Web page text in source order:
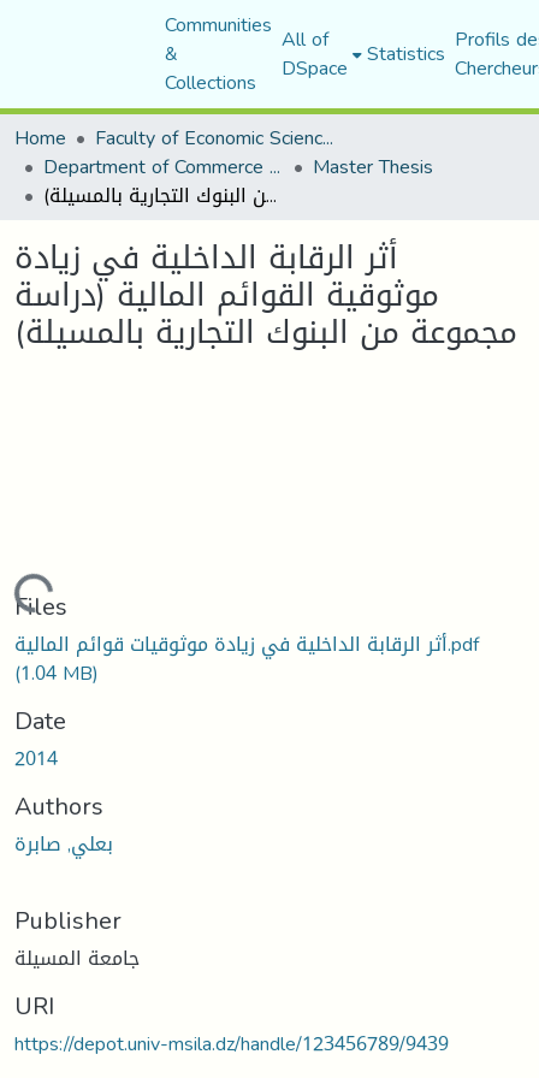
Communities
&
Collections
All of
DSpace Statistics Profils
Home
Faculty of Economic Sciences, Commerce and Management Sciences
Department of Commerce Science Master Thesis
أثر الرقابة الداخلية في زيادة موثوقية القوائم المالية (دراسة مجموعة من البنوك التجارية بالمسيلة)
أثر الرقابة الداخلية في زيادة
موثوقية القوائم المالية (دراسة
مجموعة من البنوك التجارية بالمسيلة)
Loading...
Files
أثر الرقابة الداخلية في زيادة موثوقيات قوائم المالية.pdf
(1.04 MB)
Date
2014
Authors
بعلي, صابرة
Publisher
جامعة المسيلة
URI
https://depot.univ-msila.dz/handle/123456789/9439